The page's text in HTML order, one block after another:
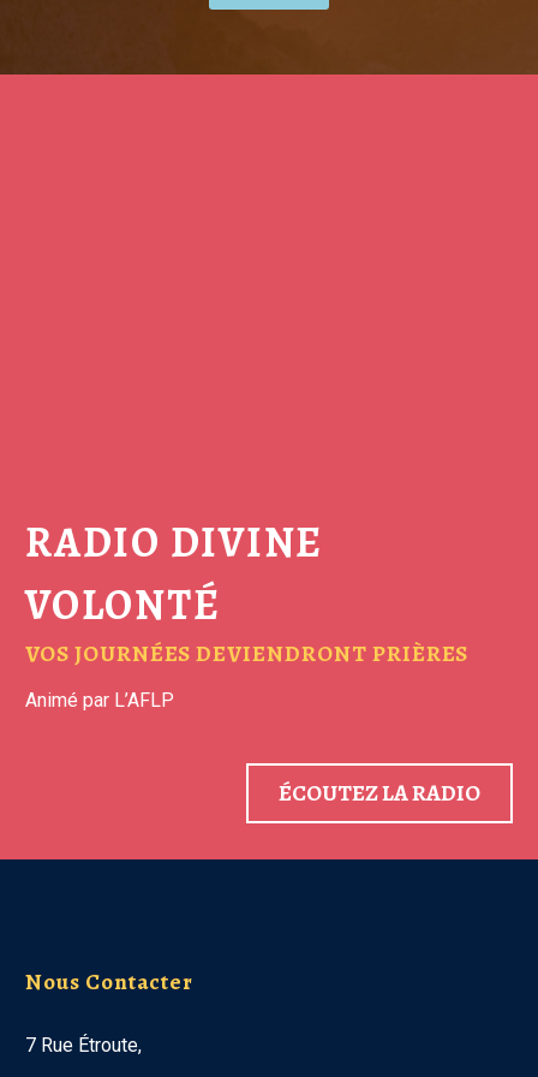
RADIO DIVINE
VOLONTÉ
VOS JOURNÉES DEVIENDRONT PRIÈRES
Animé par L’AFLP
ÉCOUTEZ LA RADIO
Nous Contacter
7 Rue Étroute,